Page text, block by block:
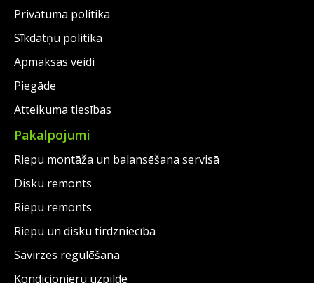
Privātuma politika
Sīkdatņu politika
Apmaksas veidi
Piegāde
Atteikuma tiesības
Pakalpojumi
Riepu montāža un balansēšana servisā
Disku remonts
Riepu remonts
Riepu un disku tirdzniecība
Savirzes regulēšana
Kondicionieru uzpilde